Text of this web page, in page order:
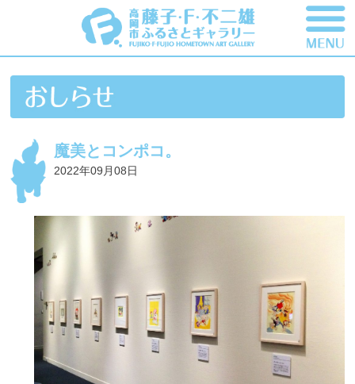
魔美とコンポコ。
2022年09月08日